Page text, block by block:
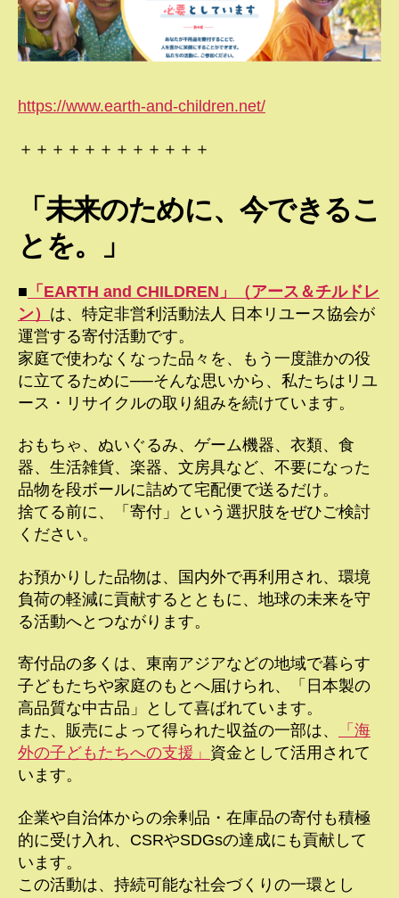
https://www.earth-and-children.net/
＋＋＋＋＋＋＋＋＋＋＋＋
「未来のために、今できるこ
とを。」
■ 「EARTH and CHILDREN」（アース＆チルドレ
ン） は、特定非営利活動法人 日本リユース協会が
運営する寄付活動です。
家庭で使わなくなった品々を、もう一度誰かの役
に立てるために──そんな思いから、私たちはリユ
ース・リサイクルの取り組みを続けています。
おもちゃ、ぬいぐるみ、ゲーム機器、衣類、食
器、生活雑貨、楽器、文房具など、不要になった
品物を段ボールに詰めて宅配便で送るだけ。
捨てる前に、「寄付」という選択肢をぜひご検討
ください。
お預かりした品物は、国内外で再利用され、環境
負荷の軽減に貢献するとともに、地球の未来を守
る活動へとつながります。
寄付品の多くは、東南アジアなどの地域で暮らす
子どもたちや家庭のもとへ届けられ、「日本製の
高品質な中古品」として喜ばれています。
また、販売によって得られた収益の一部は、
「海
外の子どもたちへの支援」 資金として活用されて
います。
企業や自治体からの余剰品・在庫品の寄付も積極
的に受け入れ、CSRやSDGsの達成にも貢献して
います。
この活動は、持続可能な社会づくりの一環とし